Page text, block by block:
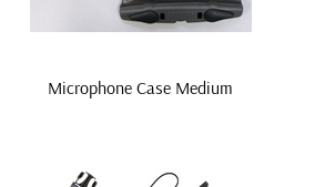
Microphone Case Medium